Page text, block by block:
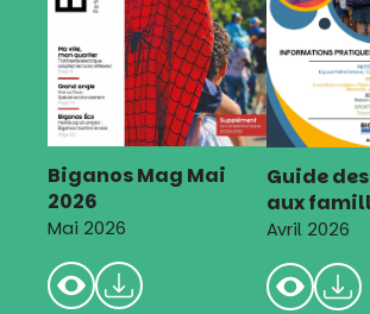
Biganos Mag Mai
2026
Mai 2026
Guide
aux
Avril 2026